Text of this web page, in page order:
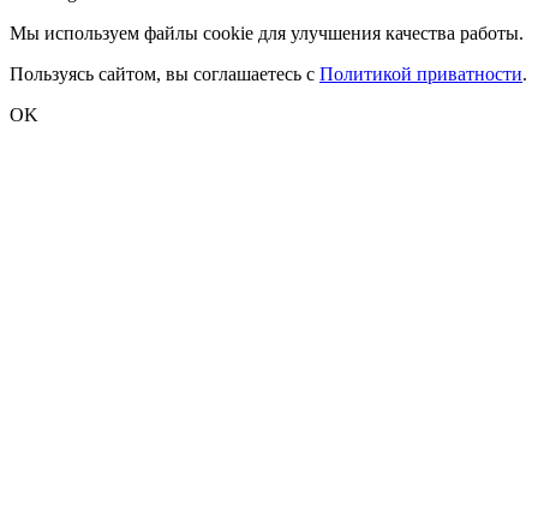
Мы используем файлы cookie для улучшения качества работы.
Пользуясь сайтом, вы соглашаетесь с Политикой приватности.
OK